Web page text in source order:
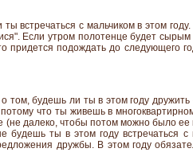
встречаться с мальчиком в этом
Если утром полотенце будет сырым
придется подождать до следующего
том, будешь ли ты в этом году
что ты живешь в
(не далеко, чтобы потом можно было
будешь ты в этом году встречаться
дружбы. В этом году